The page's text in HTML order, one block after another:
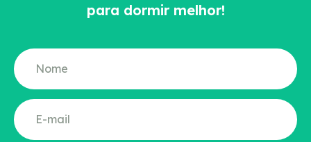
para dormir melhor!